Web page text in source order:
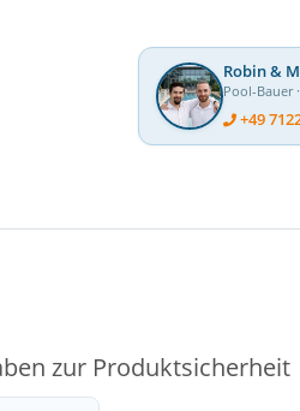
Robin &
Pool-Bauer
+49
zur Produktsicherheit